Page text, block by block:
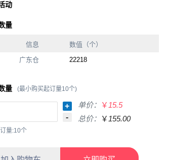
动
量
信息
数值（个）
广东仓
22218
量 (最小购买起订量10个)
+
-
单价： ￥ 15.5
总价：
￥ 155.00
量:10个